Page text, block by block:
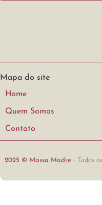
Mapa do site
Home
Quem Somos
Contato
2025 © Massa Madre - Todos